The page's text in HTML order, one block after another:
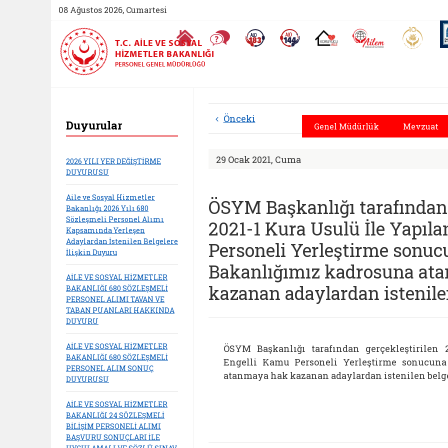
08 Ağustos 2026, Cumartesi
Ana Sayfa Sıkça Sorulan SorularAlo 183 (yeni sekmede açılır)Alo 144 (yeni sekmede açılır)Koruyucu Aile (yeni sekmede açılır)
AİLEM İletişim Aile ve
T.C. AILE VE SOSYAL
HIZMETLER BAKANLIĞI
PERSONEL GENEL MÜDÜRLÜĞÜ
Genel Müdürlük Mevzuat
Personel Genel Müdürlüğü | ÖSYM
Duyurular
2026 YILI YER DEĞİŞTİRME
DUYURUSU
Aile ve Sosyal Hizmetler
Bakanlığı 2026 Yılı 680
Sözleşmeli Personel Alımı
Kapsamında Yerleşen
Adaylardan İstenilen Belgelere
İlişkin Duyuru
AİLE VE SOSYAL HİZMETLER
BAKANLIĞI 680 SÖZLEŞMELİ
PERSONEL ALIMI TAVAN VE
TABAN PUANLARI HAKKINDA
DUYURU
AİLE VE SOSYAL HİZMETLER
BAKANLIĞI 680 SÖZLEŞMELİ
PERSONEL ALIM SONUÇ
DUYURUSU
AİLE VE SOSYAL HİZMETLER
BAKANLIĞI 24 SÖZLEŞMELİ
BİLİŞİM PERSONELİ ALIMI
BAŞVURU SONUÇLARI İLE
Önceki
29 Ocak 2021, Cuma
ÖSYM Başkanlığı
2021-1 Kura Usulü İle
Personeli Yerleştirme
Bakanlığımız kadrosuna
kazanan adaylardan
ÖSYM Başkanlığı tarafından gerçekleştirilen
Engelli Kamu Personeli Yerleştirme sonucuna
atanmaya hak kazanan adaylardan istenilen